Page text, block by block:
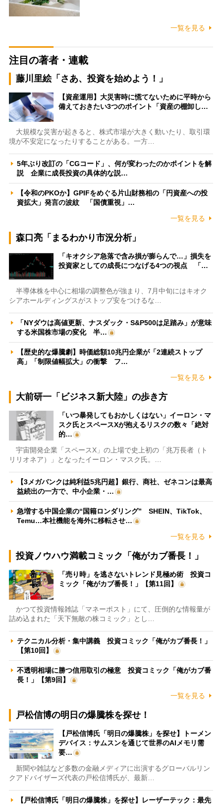
一覧を見る
注目の著者・連載
藤川里絵「さあ、投資を始めよう！」
【資産運用】大災害時に慌てないために平時から
備えておきたい3つのポイント「資産の棚卸し…
大規模な災害が起きると、株式市場が大きく動いたり、取引環
境が不安定になったりすることがある。一方…
5年ぶり改訂の「CGコード」、何が変わったのかポイントを解
説 企業に成長投資の具体的な説…
【令和のPKOか】GPIFをめぐる片山財務相の「円資産への投
資拡大」発言の波紋 「国債重視」…
一覧を見る
森口亮「まるわかり市況分析」
「キオクシア急落で含み損が膨らんで…」損失を
投資家としての成長につなげる4つの視点 「…
半導体株を中心に相場の調整色が強まり、7月中旬にはキオク
シアホールディングスがストップ安をつけるな…
「NYダウは高値更新、ナスダック・S&P500は足踏み」が意味
する米国株市場の変化 半…
【歴史的な爆騰劇】時価総額10兆円企業が「2連続ストップ
高」「制限値幅拡大」の衝撃 フ…
一覧を見る
大前研一「ビジネス新大陸」の歩き方
「いつ暴発してもおかしくはない」イーロン・マ
スク氏とスペースXが抱えるリスクの数々「絶対
的…
宇宙開発企業「スペースX」の上場で史上初の「兆万長者（ト
リリオネア）」となったイーロン・マスク氏。…
【3メガバンクは純利益5兆円超】銀行、商社、ゼネコンは最高
益続出の一方で、中小企業・…
急増する中国企業の“国籍ロンダリング” SHEIN、TikTok、
Temu…本社機能を海外に移転させ…
一覧を見る
投資ノウハウ満載コミック「俺がカブ番長！」
「売り時」を逃さないトレンド見極め術 投資コ
ミック「俺がカブ番長！」【第11回】
かつて投資情報雑誌「マネーポスト」にて、圧倒的な情報量が
詰め込まれた「天下無敵の株コミック」とし…
テクニカル分析・集中講義 投資コミック「俺がカブ番長！」
【第10回】
不透明相場に勝つ信用取引の極意 投資コミック「俺がカブ番
長！」【第9回】
一覧を見る
戸松信博の明日の爆騰株を探せ！
【戸松信博氏「明日の爆騰株」を探せ】トーメン
デバイス：サムスンを通じて世界のAIメモリ需
要…
新聞や雑誌など多数の金融メディアに出演するグローバルリン
クアドバイザーズ代表の戸松信博氏が、最新…
【戸松信博氏「明日の爆騰株」を探せ】レーザーテック：最先